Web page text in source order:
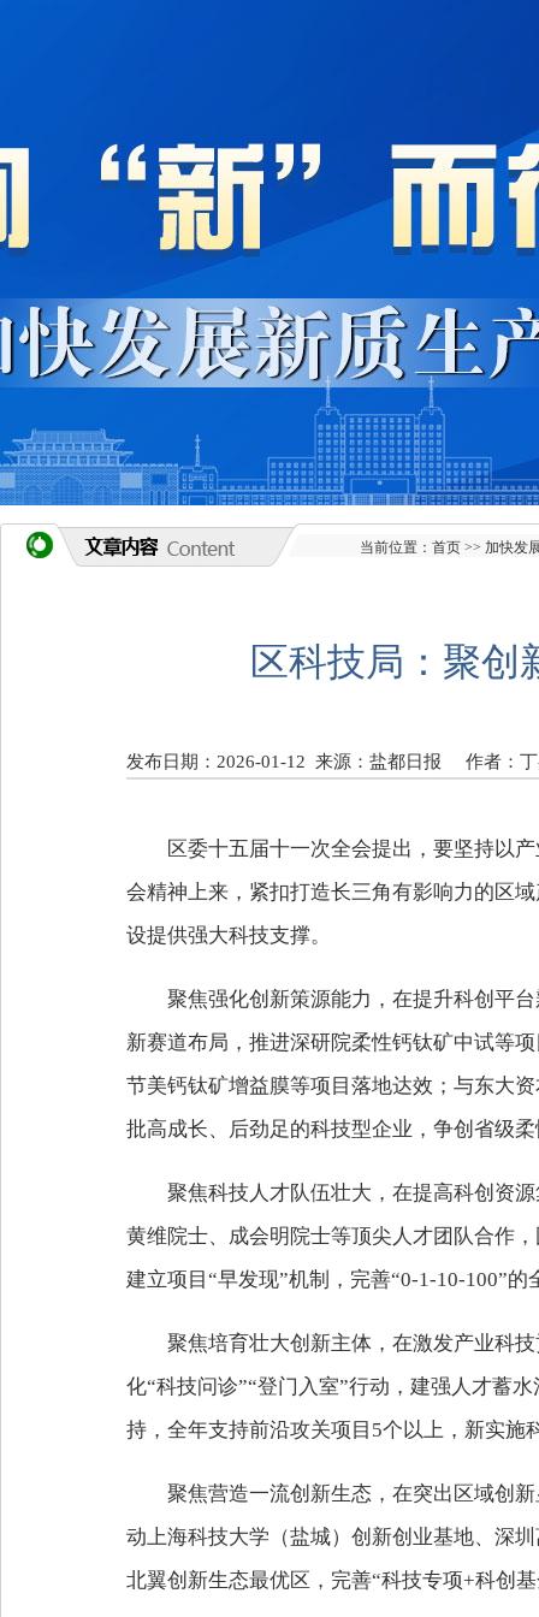
当前位置： 首页 >> 加快发
区科技局：聚创
发布日期：2026-01-12 来源：盐都日报 作者：
区委十五届十一次全会提出，要坚持以
会精神上来，紧扣打造长三角有影响力的区
设提供强大科技支撑。
聚焦强化创新策源能力，在提升科创平
新赛道布局，推进深研院柔性钙钛矿中试等
节美钙钛矿增益膜等项目落地达效；与东大
批高成长、后劲足的科技型企业，争创省级
聚焦科技人才队伍壮大，在提高科创资
黄维院士、成会明院士等顶尖人才团队合作
建立项目“早发现”机制，完善“0-1-10-100”
聚焦培育壮大创新主体，在激发产业科
化“科技问诊”“登门入室”行动，建强人才蓄
持，全年支持前沿攻关项目5个以上，新实施
聚焦营造一流创新生态，在突出区域创
动上海科技大学（盐城）创新创业基地、深
北翼创新生态最优区，完善“科技专项+科创